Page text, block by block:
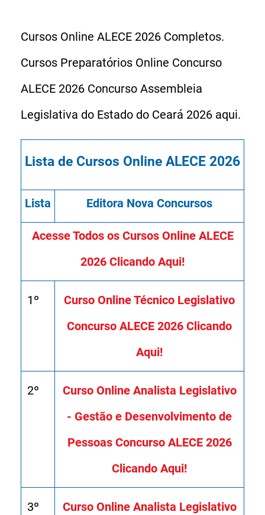
Cursos Online ALECE 2026 Completos.
Cursos Preparatórios Online Concurso
ALECE 2026 Concurso Assembleia
Legislativa do Estado do Ceará 2026 aqui.
Lista de Cursos Online ALECE 2026
Lista Editora Nova Concursos
Acesse Todos os Cursos Online ALECE
2026 Clicando Aqui!
1º
Curso Online Técnico Legislativo
Concurso ALECE 2026 Clicando
Aqui!
2º
Curso Online Analista Legislativo
- Gestão e Desenvolvimento de
Pessoas Concurso ALECE 2026
Clicando Aqui!
3º
Curso Online Analista Legislativo